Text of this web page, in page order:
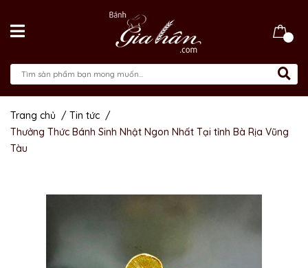
Trang chủ / Tin tức /
Thưởng Thức Bánh Sinh Nhật Ngon Nhất Tại tỉnh Bà Rịa Vũng
Tàu